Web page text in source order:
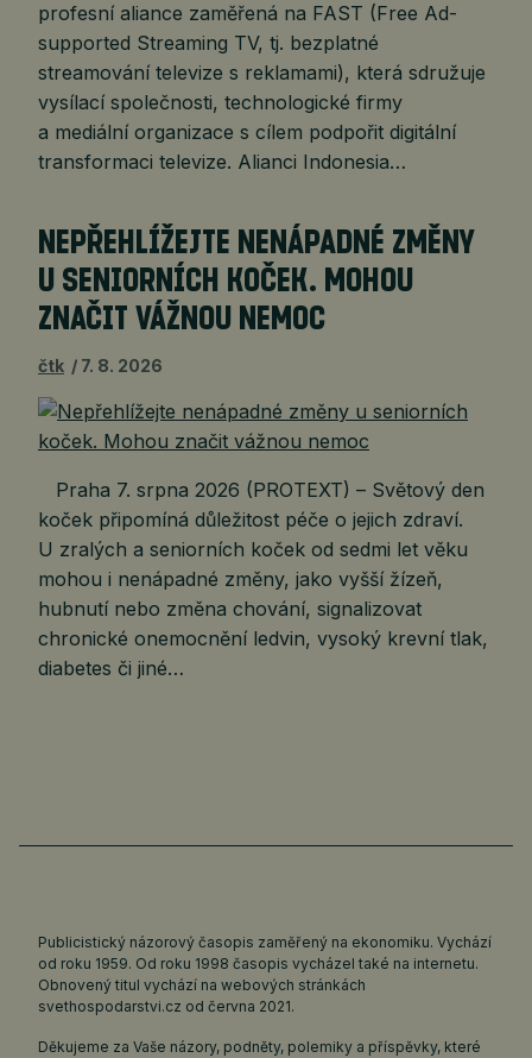
profesní aliance zaměřená na FAST (Free Ad-
supported Streaming TV, tj. bezplatné
streamování televize s reklamami), která sdružuje
vysílací společnosti, technologické firmy
a mediální organizace s cílem podpořit digitální
transformaci televize. Alianci Indonesia…
NEPŘEHLÍŽEJTE NENÁPADNÉ ZMĚNY
U SENIORNÍCH KOČEK. MOHOU
ZNAČIT VÁŽNOU NEMOC
čtk 7. 8. 2026
Praha 7. srpna 2026 (PROTEXT) – Světový den
koček připomíná důležitost péče o jejich zdraví.
U zralých a seniorních koček od sedmi let věku
mohou i nenápadné změny, jako vyšší žízeň,
hubnutí nebo změna chování, signalizovat
chronické onemocnění ledvin, vysoký krevní tlak,
diabetes či jiné…
Publicistický názorový časopis zaměřený na ekonomiku. Vychází
od roku 1959. Od roku 1998 časopis vycházel také na internetu.
Obnovený titul vychází na webových stránkách
svethospodarstvi.cz od června 2021.
Děkujeme za Vaše názory, podněty, polemiky a příspěvky, které